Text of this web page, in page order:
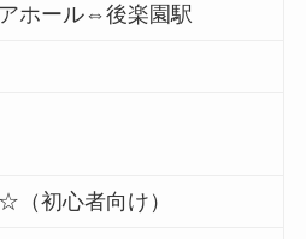
ホール⇔後楽園駅
初心者向け）